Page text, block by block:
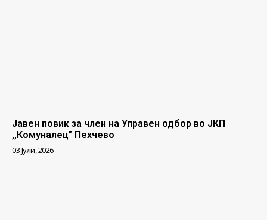
Јавен повик за член на Управен одбор во ЈКП
,,Комуналец” Пехчево
03 Јули, 2026